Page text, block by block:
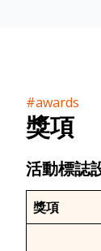
#awards
獎項
活動標誌
獎項